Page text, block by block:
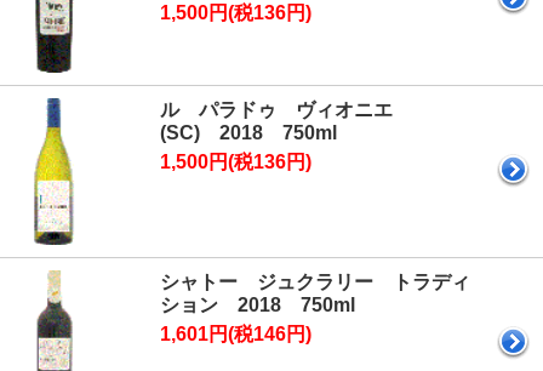
1,500円(税136円)
ル パラドゥ ヴィオニエ
(SC) 2018 750ml
1,500円(税136円)
シャトー ジュクラリー トラディ
ション 2018 750ml
1,601円(税146円)